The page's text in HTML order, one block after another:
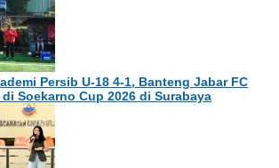
Persib U-18 4-1, Banteng Jabar FC
Soekarno Cup 2026 di Surabaya